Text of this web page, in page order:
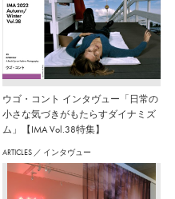
ウゴ・コント インタヴュー「日常の
小さな気づきがもたらすダイナミズ
ム」【IMA Vol.38特集】
ARTICLES ／ インタヴュー